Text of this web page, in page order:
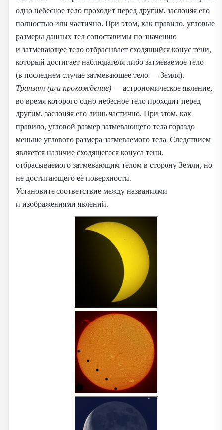
одно небесное тело проходит перед другим, заслоняя его
полностью или частично. При этом, как правило, угловые
размеры данных тел сопоставимы по значению
и затмевающее тело отбрасывает сходящийся конус тени,
который достигает наблюдателя либо затмеваемое тело
(в последнем случае затмевающее тело — Земля).
Транзит (или прохождение) — астрономическое явление,
во время которого одно небесное тело проходит перед
другим, заслоняя его лишь частично. При этом, как
правило, угловой размер затмевающего тела гораздо
меньше углового размера затмеваемого тела. Следствием
является наличие сходящегося конуса тени,
отбрасываемого затмевающим телом в сторону Земли, но
не достигающего её поверхности.
Установите соответствие между названиями
и изображениями явлений.